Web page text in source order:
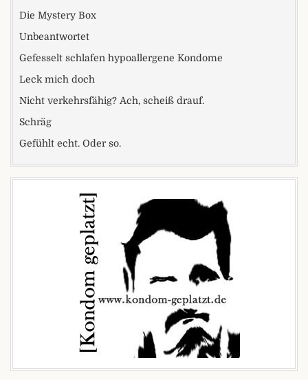
Die Mystery Box
Unbeantwortet
Gefesselt schlafen hypoallergene Kondome
Leck mich doch
Nicht verkehrsfähig? Ach, scheiß drauf.
Schräg
Gefühlt echt. Oder so.